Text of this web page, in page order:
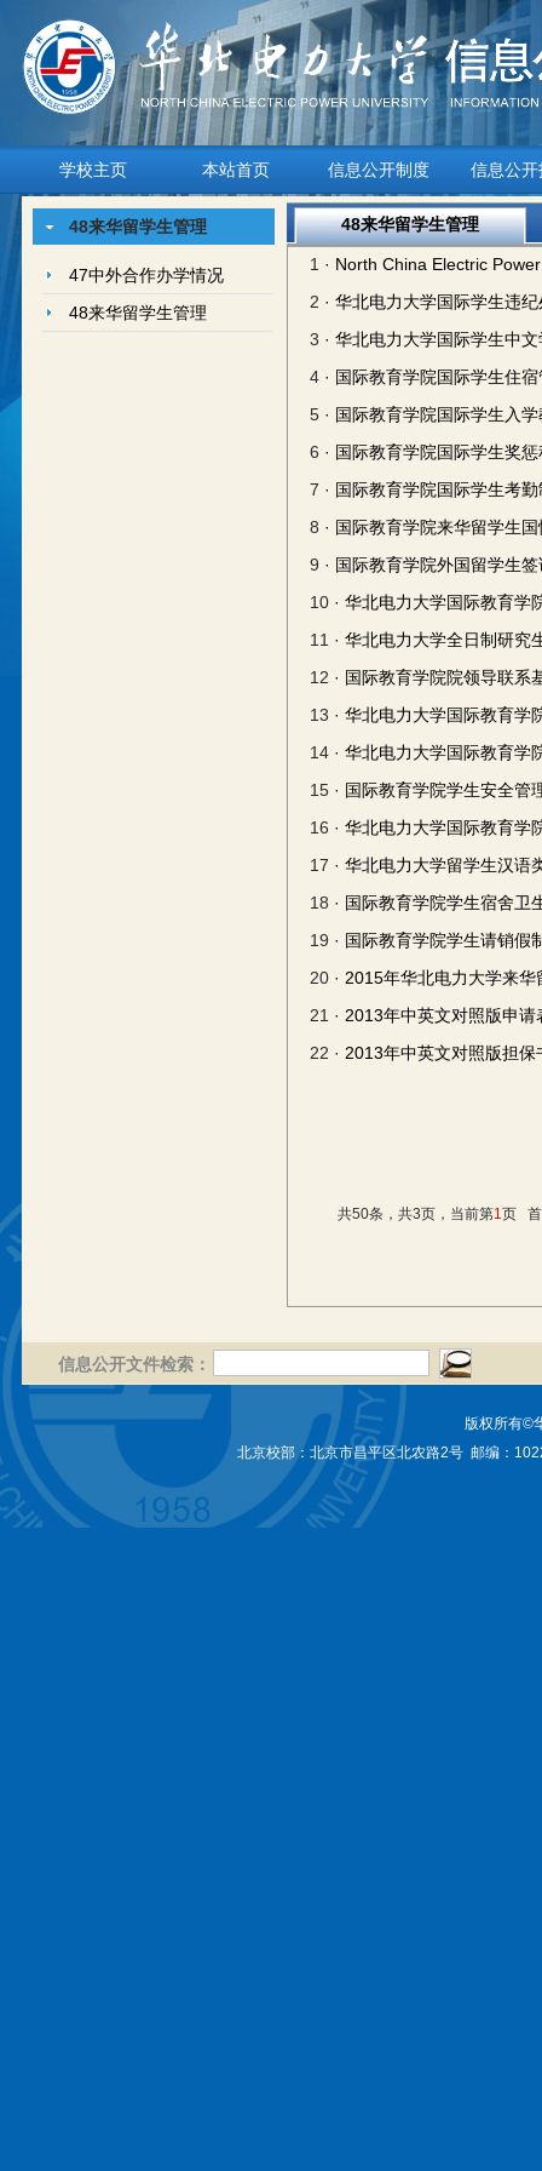
学校主页 本站首页 信息公开制度 信息公开
48来华留学生管理
47中外合作办学情况
48来华留学生管理
48来华留学生管理
1 · North China Electric
2 · 华北电力大学国际学生违
3 · 华北电力大学国际学生中
4 · 国际教育学院国际学生住
5 · 国际教育学院国际学生入
6 · 国际教育学院国际学生奖
7 · 国际教育学院国际学生考
8 · 国际教育学院来华留学生
9 · 国际教育学院外国留学生
10 · 华北电力大学国际教育学
11 · 华北电力大学全日制研究
12 · 国际教育学院院领导联系
13 · 华北电力大学国际教育学
14 · 华北电力大学国际教育学
15 · 国际教育学院学生安全管
16 · 华北电力大学国际教育学
17 · 华北电力大学留学生汉语
18 · 国际教育学院学生宿舍卫
19 · 国际教育学院学生请销假
20 · 2015年华北电力大学来
21 · 2013年中英文对照版申请
22 · 2013年中英文对照版担保
共50条，共3页，当前第1页
信息公开文件检索：
版权所有©
北京校部：北京市昌平区北农路2号 邮编：